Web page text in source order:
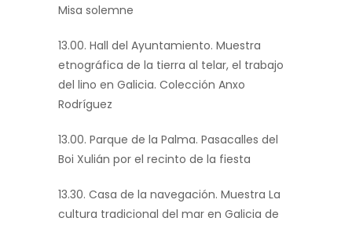
Misa solemne
13.00. Hall del Ayuntamiento. Muestra
etnográfica de la tierra al telar, el trabajo
del lino en Galicia. Colección Anxo
Rodríguez
13.00. Parque de la Palma. Pasacalles del
Boi Xulián por el recinto de la fiesta
13.30. Casa de la navegación. Muestra La
cultura tradicional del mar en Galicia de